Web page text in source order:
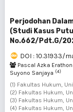
Perjodohan
(Studi Kasus
No.662/Pdt.G/
DOI : 10.31933/
Pascal Azka Erathon
Suyono Sanjaya (4)
(1) Fakultas Hukum,
(2) Fakultas Hukum,
(3) Fakultas Hukum,
(4) Fakultas Hukum,